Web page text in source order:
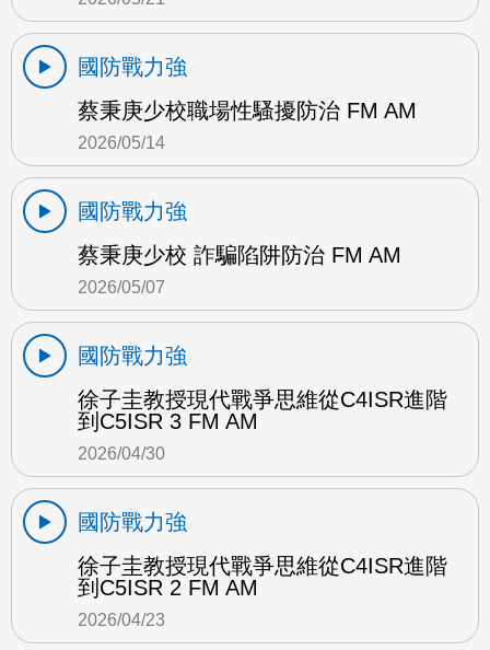
國防戰力強
蔡秉庚少校職場性騷擾防治 FM AM
2026/05/14
國防戰力強
蔡秉庚少校 詐騙陷阱防治 FM AM
2026/05/07
國防戰力強
徐子圭教授現代戰爭思維從C4ISR進階
到C5ISR 3 FM AM
2026/04/30
國防戰力強
徐子圭教授現代戰爭思維從C4ISR進階
到C5ISR 2 FM AM
2026/04/23